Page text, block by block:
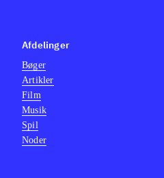
Afdelinger
Bøger
Artikler
Film
Musik
Spil
Noder